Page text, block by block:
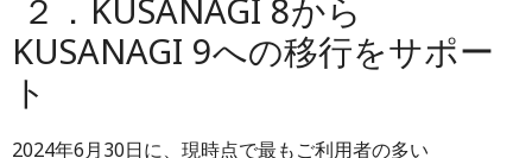
２．KUSANAGI 8から
KUSANAGI 9への移行をサポー
ト
2024年6月30日に、現時点で最もご利用者の多い